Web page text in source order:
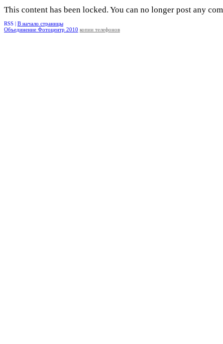
This content has been locked. You can no longer post any
RSS | В начало страницы
Объединение Фотоцентр 2010 копии телефонов